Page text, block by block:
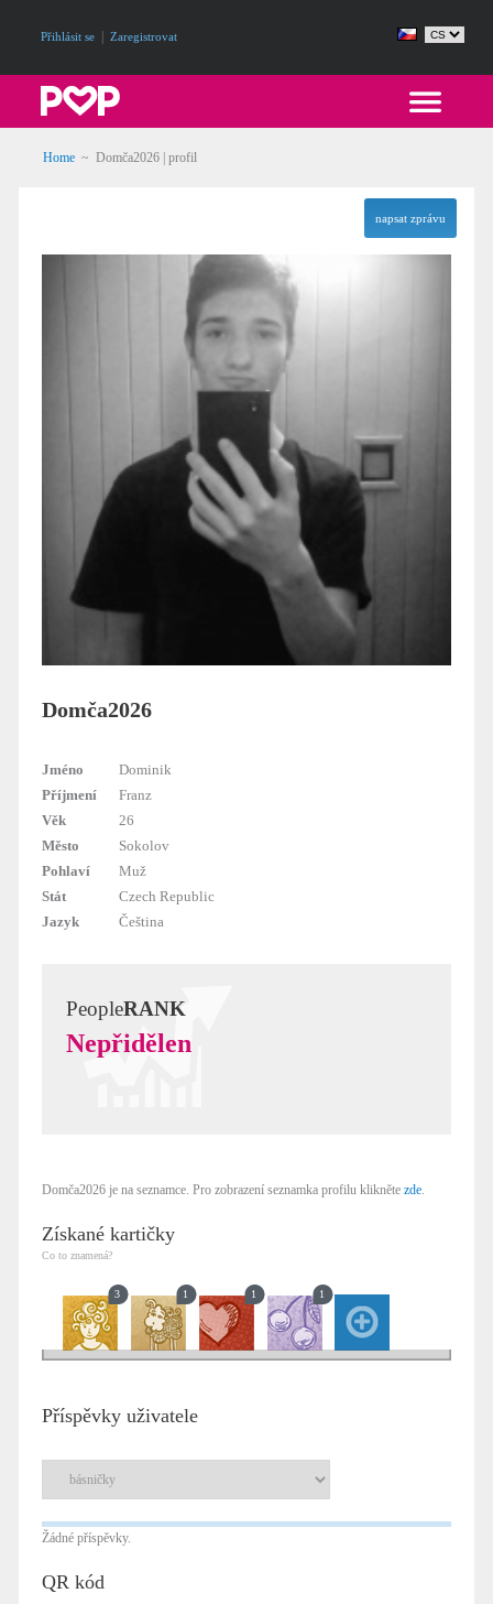
Přihlásit se Zaregistrovat
Home ~ Domča2026 | profil
napsat zprávu
Domča2026
Jméno
Dominik
Příjmení
Franz
Věk
26
Město
Sokolov
Pohlaví
Muž
Stát
Czech Republic
Jazyk
Čeština
PeopleRANK
Nepřidělen
Domča2026 je na seznamce. Pro zobrazení seznamka profilu klikněte zde.
Získané kartičky
Co to znamená?
3 1 1 1
Příspěvky uživatele
Žádné příspěvky.
QR kód